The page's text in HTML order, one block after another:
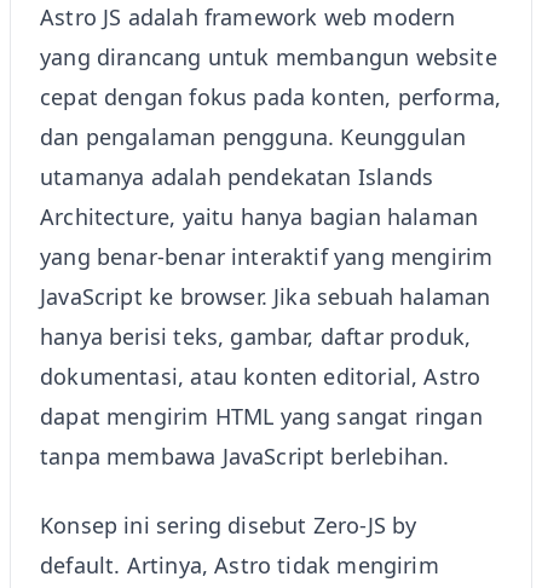
Astro JS adalah framework web modern
yang dirancang untuk membangun website
cepat dengan fokus pada konten, performa,
dan pengalaman pengguna. Keunggulan
utamanya adalah pendekatan Islands
Architecture, yaitu hanya bagian halaman
yang benar-benar interaktif yang mengirim
JavaScript ke browser. Jika sebuah halaman
hanya berisi teks, gambar, daftar produk,
dokumentasi, atau konten editorial, Astro
dapat mengirim HTML yang sangat ringan
tanpa membawa JavaScript berlebihan.
Konsep ini sering disebut Zero-JS by
default. Artinya, Astro tidak mengirim